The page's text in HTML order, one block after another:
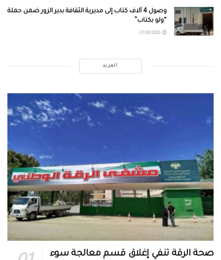
وصول 4 آلاف كتاب إلى مديرية الثقافة بدير الزور ضمن حملة
“ولو بكتاب”
المزيد
صحة الرقة تنفي إغلاق قسم معالجة سوء